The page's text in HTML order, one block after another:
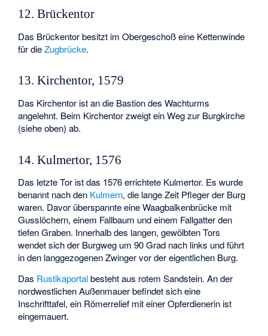
12. Brückentor
Das Brückentor besitzt im Obergeschoß eine Kettenwinde
für dieZugbrücke.
13. Kirchentor, 1579
Das Kirchentor ist an die Bastion des Wachturms
angelehnt. Beim Kirchentor zweigt ein Weg zur Burgkirche
(siehe oben) ab.
14. Kulmertor, 1576
Das letzte Tor ist das 1576 errichtete Kulmertor. Es wurde
benannt nach den Kulmern, die lange Zeit Pfleger der Burg
waren. Davor überspannte eine Waagbalkenbrücke mit
Gusslöchern, einem Fallbaum und einem Fallgatter den
tiefen Graben. Innerhalb des langen, gewölbten Tors
wendet sich der Burgweg um 90 Grad nach links und führt
in den langgezogenen Zwinger vor der eigentlichen Burg.
Das Rustikaportalbesteht aus rotem Sandstein. An der
nordwestlichen Außenmauer befindet sich eine
Inschrifttafel, ein Römerrelief mit einer Opferdienerin ist
eingemauert.